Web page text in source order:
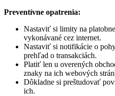
Preventívne opatrenia:
Nastaviť si limity na
vykonávané cez internet.
Nastaviť si notifikácie o
prehľad o transakciách.
Platiť len u overených
znaky na ich webových
Dôkladne si preštudovať
ich.